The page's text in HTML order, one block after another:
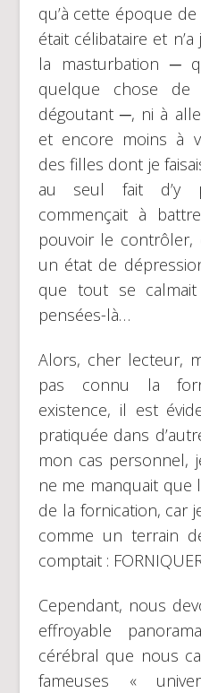
qu’à cette époque
était célibataire et
la masturbation ─
quelque chose de
dégoutant ─, ni à
et encore moins à
des filles dont je
au seul fait d’y
commençait à
pouvoir le
un état de
que tout se calmait
pensées-là…
Alors, cher lecteur,
pas connu la
existence, il est
pratiquée dans
mon cas personnel,
ne me manquait que
de la fornication, car
comme un terrain
comptait :
Cependant, nous
effroyable
cérébral que nous
fameuses «